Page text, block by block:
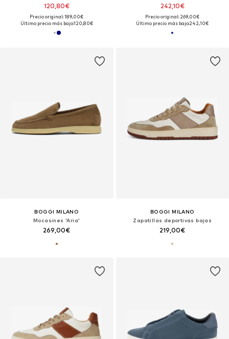
120,80€
Precio original: 189,00€
Último precio más bajo:120,80€
242,10€
Precio original: 269,00€
Último precio más bajo:242,10€
BOGGI MILANO
Mocasines 'Aria'
269,00€
BOGGI MILANO
Zapatillas deportivas bajas
219,00€